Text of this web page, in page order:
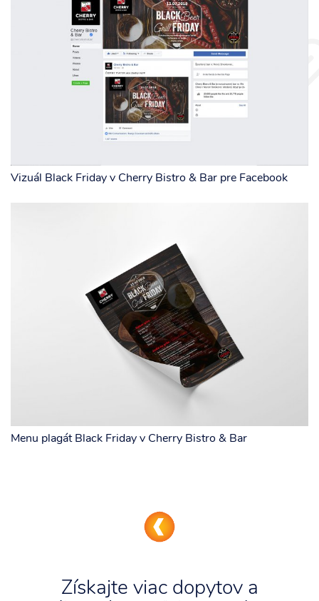
Vizuál Black Friday v Cherry Bistro & Bar pre Facebook
Menu plagát Black Friday v Cherry Bistro & Bar
Získajte viac dopytov a